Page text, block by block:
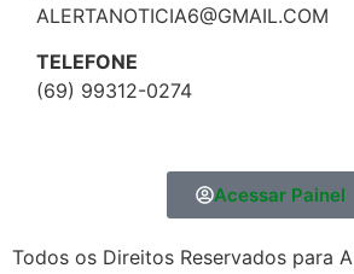
ALERTANOTICIA6@GMAIL.COM
TELEFONE
(69) 99312-0274
Acessar Painel
Todos os Direitos Reservados para